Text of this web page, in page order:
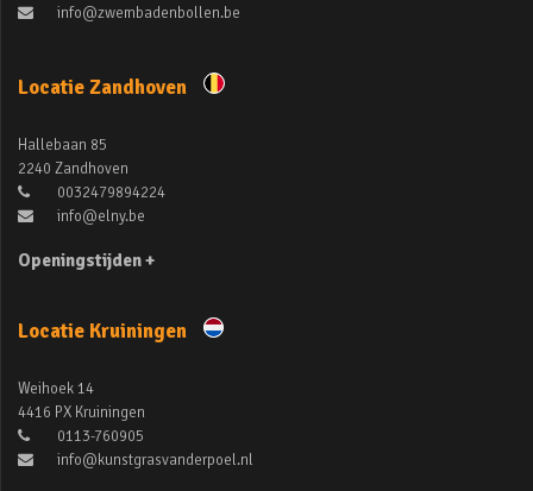
info@zwembadenbollen.be
Locatie Zandhoven
Hallebaan 85
2240 Zandhoven
0032479894224
info@elny.be
Openingstijden +
Locatie Kruiningen
Weihoek 14
4416 PX Kruiningen
0113-760905
info@kunstgrasvanderpoel.nl